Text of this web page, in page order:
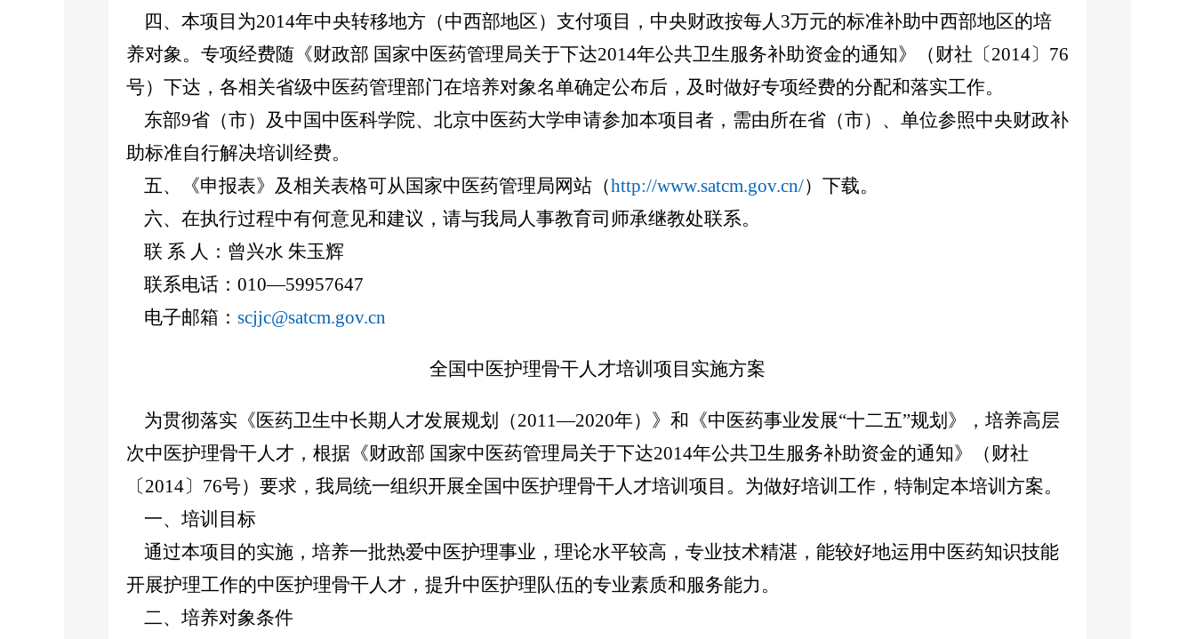
四、本项目为2014年中央转移地方（中西部地区）支付项目，中央财政按每人3万元的标准补助中西部地区的培
养对象。专项经费随《财政部 国家中医药管理局关于下达2014年公共卫生服务补助资金的通知》（财社〔2014〕76
号）下达，各相关省级中医药管理部门在培养对象名单确定公布后，及时做好专项经费的分配和落实工作。
东部9省（市）及中国中医科学院、北京中医药大学申请参加本项目者，需由所在省（市）、单位参照中央财政补
助标准自行解决培训经费。
五、《申报表》及相关表格可从国家中医药管理局网站（http://www.satcm.gov.cn/）下载。
六、在执行过程中有何意见和建议，请与我局人事教育司师承继教处联系。
联 系 人：曾兴水 朱玉辉
联系电话：010—59957647
电子邮箱： scjjc@satcm.gov.cn
全国中医护理骨干人才培训项目实施方案
为贯彻落实《医药卫生中长期人才发展规划（2011—2020年）》和《中医药事业发展“十二五”规划》，培养高层
次中医护理骨干人才，根据《财政部 国家中医药管理局关于下达2014年公共卫生服务补助资金的通知》（财社
〔2014〕76号）要求，我局统一组织开展全国中医护理骨干人才培训项目。为做好培训工作，特制定本培训方案。
一、培训目标
通过本项目的实施，培养一批热爱中医护理事业，理论水平较高，专业技术精湛，能较好地运用中医药知识技能
开展护理工作的中医护理骨干人才，提升中医护理队伍的专业素质和服务能力。
二、培养对象条件